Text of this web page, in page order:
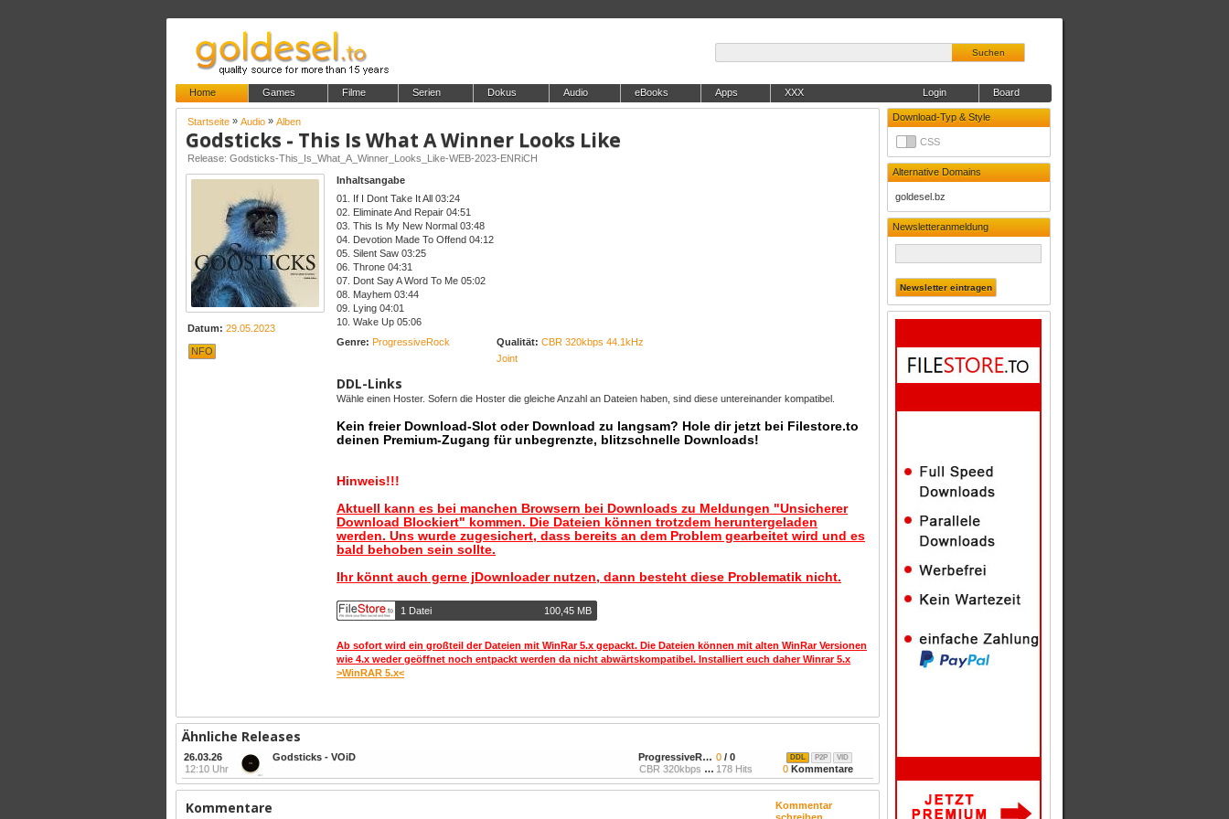
Suchen
Home Games Filme Serien Dokus Audio eBooks Apps XXX Board
Login
Download-Typ & Style
CSS
Alternative Domains
goldesel.bz
Newsletteranmeldung
Startseite » Audio » Alben
Godsticks - This Is What A Winner Looks Like
Release: Godsticks-This_Is_What_A_Winner_Looks_Like-WEB-2023-ENRiCH
Datum: 29.05.2023
NFO
Inhaltsangabe
01. If I Dont Take It All 03:24
02. Eliminate And Repair 04:51
03. This Is My New Normal 03:48
04. Devotion Made To Offend 04:12
05. Silent Saw 03:25
06. Throne 04:31
07. Dont Say A Word To Me 05:02
08. Mayhem 03:44
09. Lying 04:01
10. Wake Up 05:06
Genre: ProgressiveRock Qualität: CBR 320kbps 44.1kHz
Joint
DDL-Links
Wähle einen Hoster. Sofern die Hoster die gleiche Anzahl an Dateien haben, sind diese untereinander kompatibel.
Kein freier Download-Slot oder Download zu langsam? Hole dir jetzt bei Filestore.to
deinen Premium-Zugang für unbegrenzte, blitzschnelle Downloads!
Hinweis!!!
Aktuell kann es bei manchen Browsern bei Downloads zu Meldungen "Unsicherer
Download Blockiert" kommen. Die Dateien können trotzdem heruntergeladen
werden. Uns wurde zugesichert, dass bereits an dem Problem gearbeitet wird und es
bald behoben sein sollte.
Ihr könnt auch gerne jDownloader nutzen, dann besteht diese Problematik nicht.
1 Datei 100,45 MB
Ab sofort wird ein großteil der Dateien mit WinRar 5.x gepackt. Die Dateien können mit alten WinRar Versionen
wie 4.x weder geöffnet noch entpackt werden da nicht abwärtskompatibel. Installiert euch daher Winrar 5.x
>WinRAR 5.x<
Ähnliche Releases
26.03.26
12:10 Uhr
Godsticks - VOiD
ProgressiveRock
CBR 320kbps 44.1kHz Joint
0 / 0
178 Hits
VID
P2P
DDL
0 Kommentare
Kommentar
Kommentare